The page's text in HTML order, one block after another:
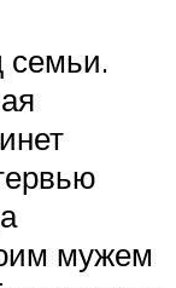
семьи.
мужем